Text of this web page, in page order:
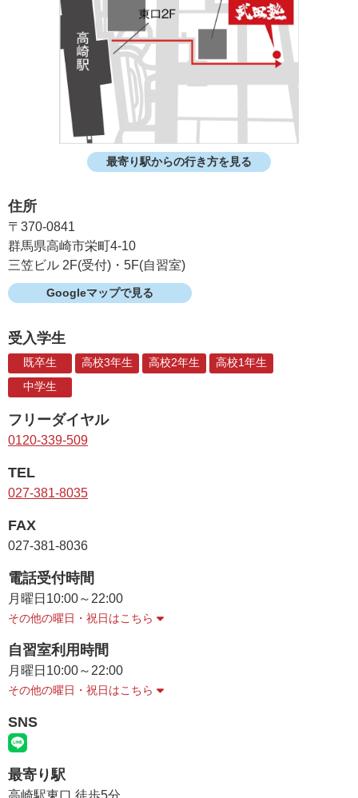
最寄り駅からの行き方を見る
住所
〒370-0841
群馬県高崎市栄町4-10
三笠ビル 2F(受付)・5F(自習室)
Googleマップで見る
受入学生
既卒生 高校3年生 高校2年生
高校1年生
中学生
フリーダイヤル
0120-339-509
TEL
027-381-8035
FAX
027-381-8036
電話受付時間
月曜日 10:00～22:00
その他の曜日・祝日はこちら
自習室利用時間
月曜日 10:00～22:00
その他の曜日・祝日はこちら
SNS
最寄り駅
高崎駅東口 徒歩5分